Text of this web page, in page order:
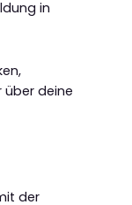
in
über deine
der